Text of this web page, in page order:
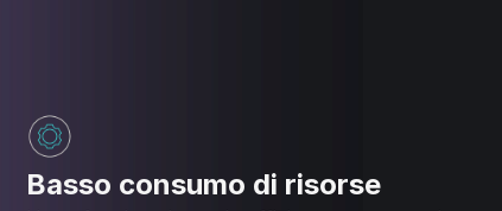
Basso consumo di risorse